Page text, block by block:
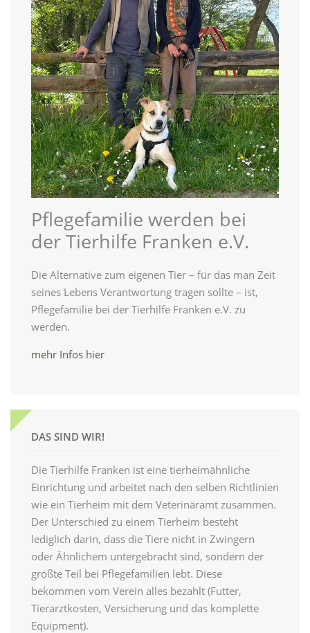
Pflegefamilie werden bei
der Tierhilfe Franken e.V.
Die Alternative zum eigenen Tier – für das man Zeit
seines Lebens Verantwortung tragen sollte – ist,
Pflegefamilie bei der Tierhilfe Franken e.V. zu
werden.
mehr Infos hier
DAS SIND WIR!
Die Tierhilfe Franken ist eine tierheimähnliche
Einrichtung und arbeitet nach den selben Richtlinien
wie ein Tierheim mit dem Veterinäramt zusammen.
Der Unterschied zu einem Tierheim besteht
lediglich darin, dass die Tiere nicht in Zwingern
oder Ähnlichem untergebracht sind, sondern der
größte Teil bei Pflegefamilien lebt. Diese
bekommen vom Verein alles bezahlt (Futter,
Tierarztkosten, Versicherung und das komplette
Equipment).